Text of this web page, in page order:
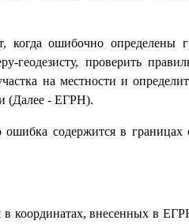
когда ошибочно определены
геодезисту, проверить
на местности и
(Далее - ЕГРН).
содержится в границах
внесенных в